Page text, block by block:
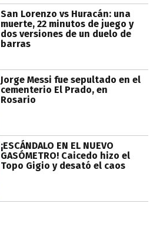
San Lorenzo vs Huracán: una
muerte, 22 minutos de juego y
dos versiones de un duelo de
barras
Jorge Messi fue sepultado en el
cementerio El Prado, en
Rosario
¡ESCÁNDALO EN EL NUEVO
GASÓMETRO! Caicedo hizo el
Topo Gigio y desató el caos